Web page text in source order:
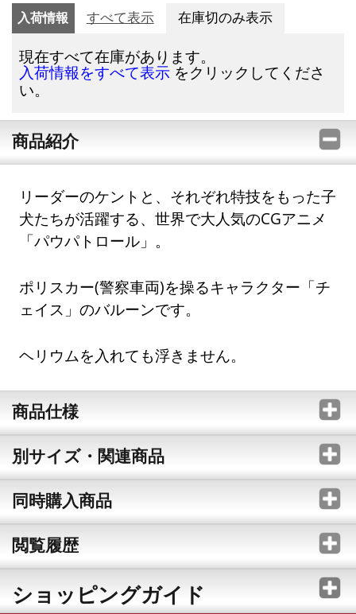
入荷情報 すべて表示 在庫切のみ表示
現在すべて在庫があります。
入荷情報をすべて表示 をクリックしてくださ
い。
商品紹介
リーダーのケントと、それぞれ特技をもった子
犬たちが活躍する、世界で大人気のCGアニメ
「パウパトロール」。
ポリスカー(警察車両)を操るキャラクター「チ
ェイス」のバルーンです。
ヘリウムを入れても浮きません。
商品仕様
別サイズ・関連商品
同時購入商品
閲覧履歴
ショッピングガイド